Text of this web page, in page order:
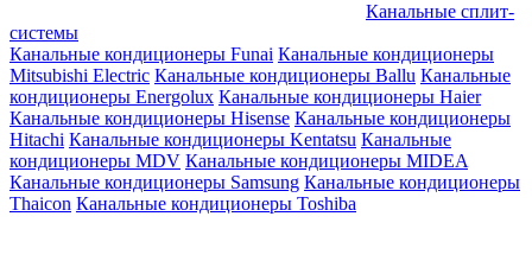
Канальные сплит-
системы
Канальные кондиционеры Funai Канальные кондиционеры
Mitsubishi Electric Канальные кондиционеры Ballu Канальные
кондиционеры Energolux Канальные кондиционеры Haier
Канальные кондиционеры Hisense Канальные кондиционеры
Hitachi Канальные кондиционеры Kentatsu Канальные
кондиционеры MDV Канальные кондиционеры MIDEA
Канальные кондиционеры Samsung Канальные кондиционеры
Thaicon Канальные кондиционеры Toshiba